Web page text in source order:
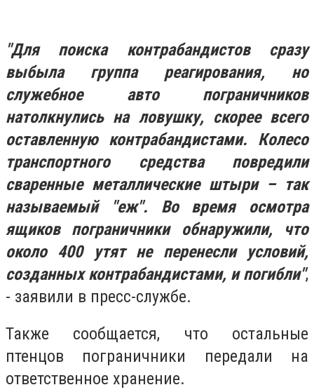
"Для поиска контрабандистов сразу
выбыла группа реагирования, но
служебное авто пограничников
натолкнулись на ловушку, скорее всего
оставленную контрабандистами. Колесо
транспортного средства повредили
сваренные металлические штыри – так
называемый "еж". Во время осмотра
ящиков пограничники обнаружили, что
около 400 утят не перенесли условий,
созданных контрабандистами, и погибли",
- заявили в пресс-службе.
Также сообщается, что остальные
птенцов пограничники передали на
ответственное хранение.